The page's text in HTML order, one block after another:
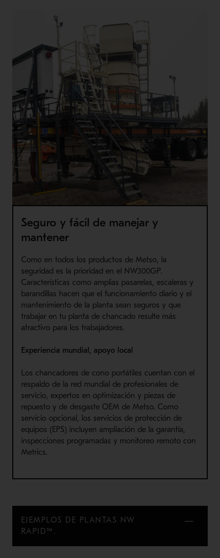
Seguro y fácil de manejar y
mantener
Como en todos los productos de Metso, la
seguridad es la prioridad en el NW300GP.
Características como amplias pasarelas, escaleras y
barandillas hacen que el funcionamiento diario y el
mantenimiento de la planta sean seguros y que
trabajar en tu planta de chancado resulte más
atractivo para los trabajadores.
Experiencia mundial, apoyo local
Los chancadores de cono portátiles cuentan con el
respaldo de la red mundial de profesionales de
servicio, expertos en optimización y piezas de
repuesto y de desgaste OEM de Metso. Como
servicio opcional, los servicios de protección de
equipos (EPS) incluyen ampliación de la garantía,
inspecciones programadas y monitoreo remoto con
Metrics.
EJEMPLOS DE PLANTAS NW
RAPID™.